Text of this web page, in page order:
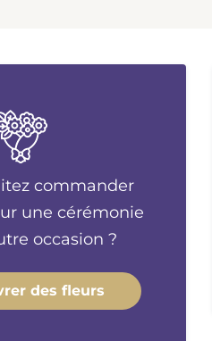
commander
une cérémonie
occasion ?
des fleurs